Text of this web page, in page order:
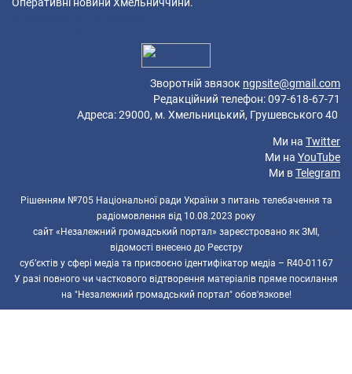
Оперативні новини Хмельниччини.
Зворотній звязок ngpsite@gmail.com
Редакційний телефон: 097-618-67-71
Адреса: 29000, м. Хмельницький, Грушевського 40
Ми на Twitter
Ми на YouTube
Ми вTelegram
Рішенням №705 Національної ради України з питань телебачення та
радіомовлення від 10.08.2023 року
сайт «Незалежний громадський портал» зареєстровано як ЗМІ,
відомості внесено до Реєстру
суб’єктів у сфері медіа та присвоєно ідентифікатор медіа – R40-01167
У разі повного чи часткового відтворення матеріалів пряме посилання
на "Незалежний громадський портал" обов'язкове!